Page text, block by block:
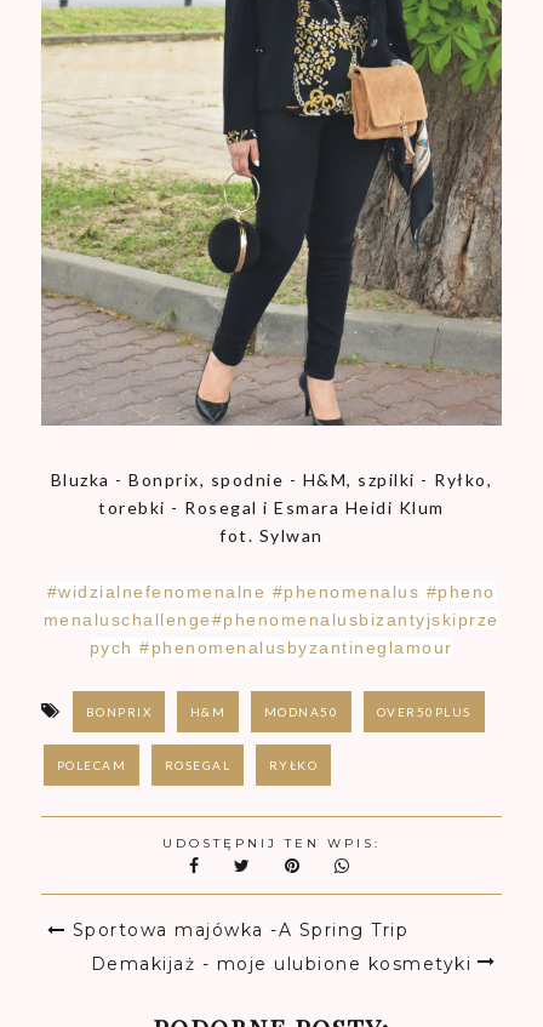
Bluzka - Bonprix, spodnie - H&M, szpilki - Ryłko,
torebki - Rosegal i Esmara Heidi Klum
fot. Sylwan
#widzialnefenomenalne #phenomenalus #pheno
menaluschallenge#phenomenalusbizantyjskiprze
pych #phenomenalusbyzantineglamour
BONPRIX H&M MODNA50 OVER50PLUS
POLECAM ROSEGAL RYŁKO
UDOSTĘPNIJ TEN WPIS:
Sportowa majówka -A Spring Trip
Demakijaż - moje ulubione kosmetyki